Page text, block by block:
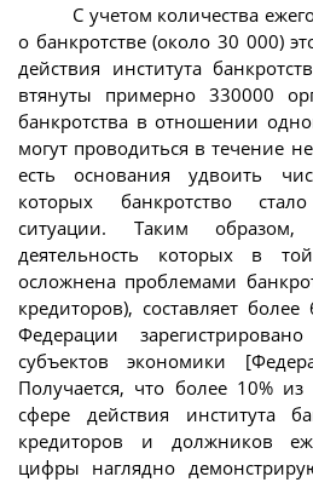
С учетом количества
о банкротстве (около 30 000)
действия института
втянуты примерно 330000
банкротства в отношении
могут проводиться в течение
есть основания удвоить
которых банкротство
ситуации. Таким образом,
деятельность которых в
осложнена проблемами
кредиторов), составляет
Федерации
субъектов экономики
Получается, что более 10%
сфере действия института
кредиторов и должников
цифры наглядно